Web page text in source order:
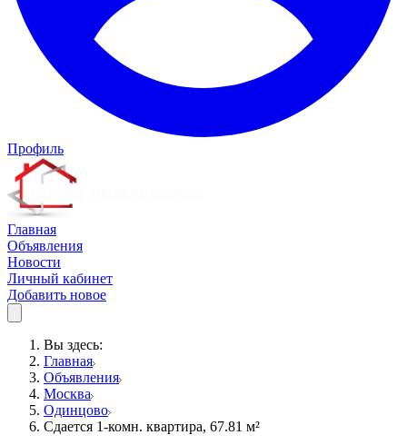
Профиль
Главная
Объявления
Новости
Личный кабинет
Добавить новое
Вы здесь:
Главная
Объявления
Москва
Одинцово
Сдается 1-комн. квартира, 67.81 м²